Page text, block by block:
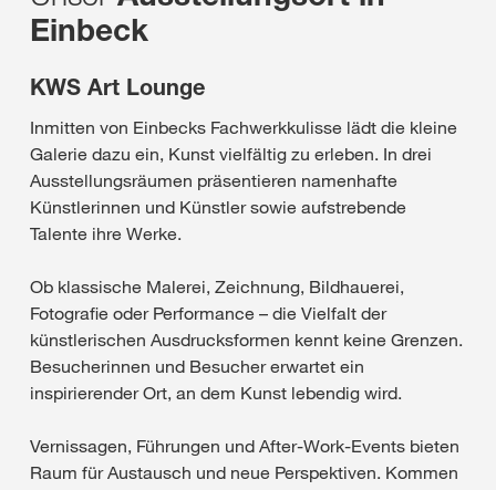
Einbeck
KWS Art Lounge
Inmitten von Einbecks Fachwerkkulisse lädt die kleine
Galerie dazu ein, Kunst vielfältig zu erleben. In drei
Ausstellungsräumen präsentieren namenhafte
Künstlerinnen und Künstler sowie aufstrebende
Talente ihre Werke.
Ob klassische Malerei, Zeichnung, Bildhauerei,
Fotografie oder Performance – die Vielfalt der
künstlerischen Ausdrucksformen kennt keine Grenzen.
Besucherinnen und Besucher erwartet ein
inspirierender Ort, an dem Kunst lebendig wird.
Vernissagen, Führungen und After-Work-Events bieten
Raum für Austausch und neue Perspektiven. Kommen